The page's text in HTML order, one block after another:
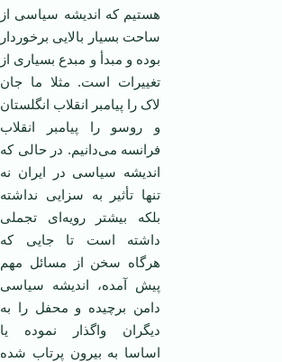
هستیم که اندیشه سیاسی از
ساحت بسیار بالایی برخوردار
بوده و مبدأ و مبدع بسیاری از
تغییرات است. مثلا ما جان
لاک را پیامبر انقلاب انگلستان
و روسو را پیامبر انقلاب
فرانسه می‌دانیم. در حالی که
اندیشه سیاسی در ایران نه
تنها تأثیر به سزایی نداشته
بلکه بیشتر رویه‌ای تجملی
داشته است تا جایی که
هرگاه سخن از مسائل مهم
پیش آمده، اندیشه سیاسی
دامن برچیده و محفل را به
دیگران واگذار نموده یا
اساسا به بیرون پرتاب شده